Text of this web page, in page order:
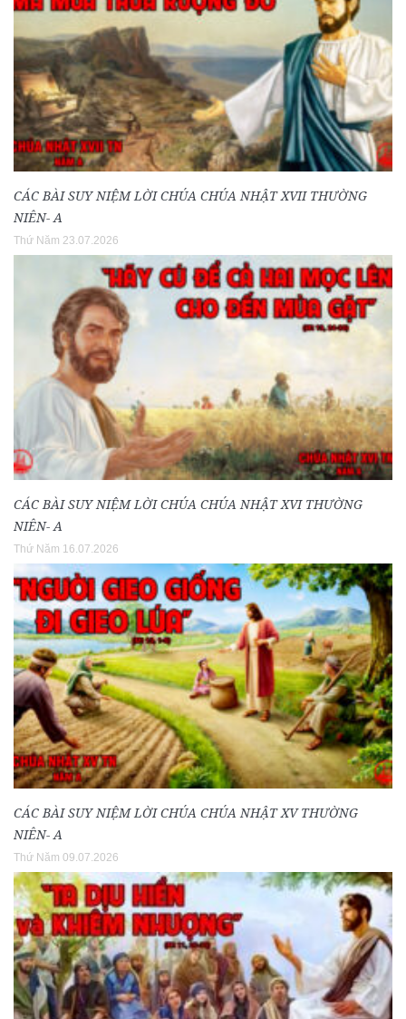
CÁC BÀI SUY NIỆM LỜI CHÚA CHÚA NHẬT XVII THƯỜNG
NIÊN- A
Thứ Năm 23.07.2026
CÁC BÀI SUY NIỆM LỜI CHÚA CHÚA NHẬT XVI THƯỜNG
NIÊN- A
Thứ Năm 16.07.2026
CÁC BÀI SUY NIỆM LỜI CHÚA CHÚA NHẬT XV THƯỜNG
NIÊN- A
Thứ Năm 09.07.2026